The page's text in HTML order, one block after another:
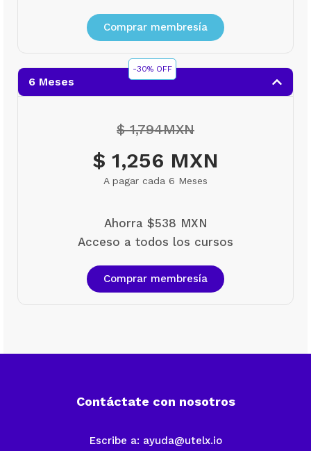
Comprar membresía
-30% OFF
6 Meses
$ 1,794MXN
$ 1,256 MXN
A pagar cada 6 Meses
Ahorra $538 MXN
Acceso a todos los cursos
Comprar membresía
Contáctate con nosotros
Escribe a: ayuda@utelx.io